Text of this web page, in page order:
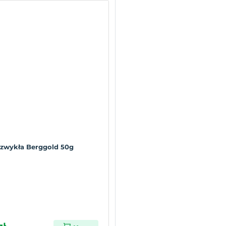
Berggold 50g